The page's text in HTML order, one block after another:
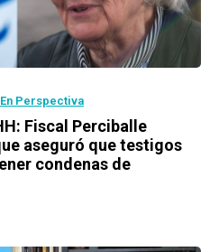
En Perspectiva
Fiscal Perciballe
aseguró que testigos
condenas de